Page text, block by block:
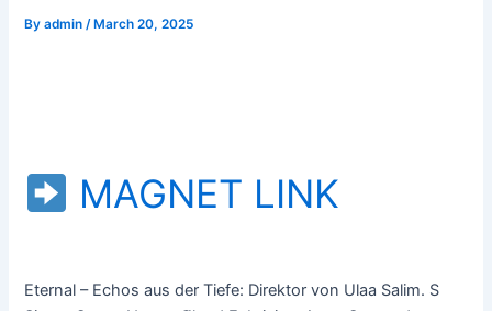
Byadmin/ March 20, 2025
MAGNET LINK
Eternal – Echos aus der Tiefe: Direktor von Ulaa Salim. S